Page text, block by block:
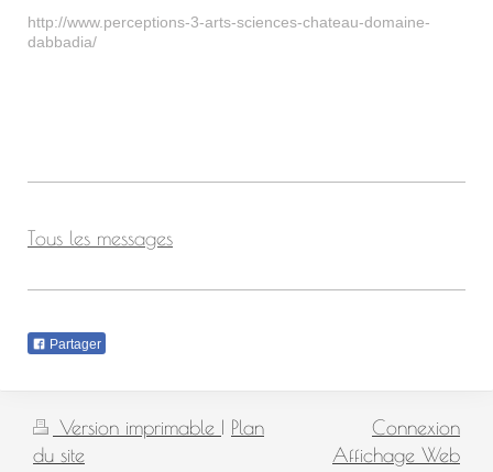
http://www.perceptions-3-arts-sciences-chateau-domaine-
dabbadia/
Tous les messages
Partager
Version imprimable | Plan
du site
Connexion
Affichage Web